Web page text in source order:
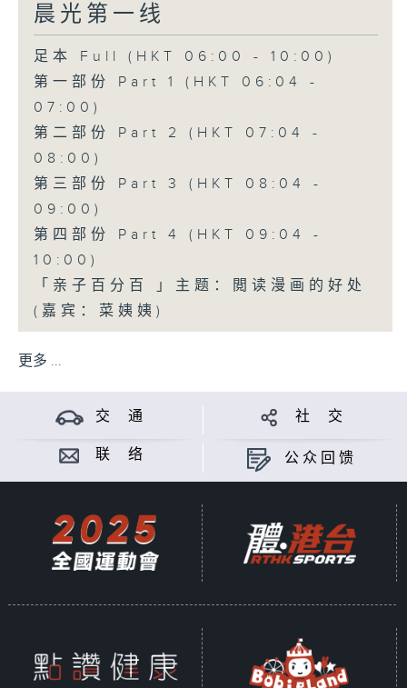
晨光第一线
足本 Full (HKT 06:00 - 10:00)
第一部份 Part 1 (HKT 06:04 -
07:00)
第二部份 Part 2 (HKT 07:04 -
08:00)
第三部份 Part 3 (HKT 08:04 -
09:00)
第四部份 Part 4 (HKT 09:04 -
10:00)
「亲子百分百 」主题：閲读漫画的好处
(嘉宾：菜姨姨)
更多 ...
交 通 社 交
联 络 公众回馈